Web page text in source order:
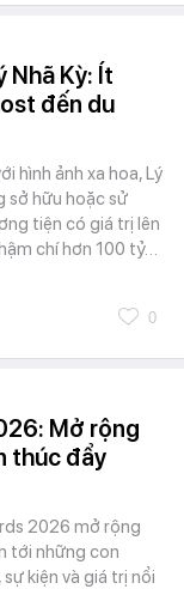
Nhã Kỳ: Ít
đến du
hình ảnh xa hoa, Lý
sở hữu hoặc sử
tiện có giá trị lên
chí hơn 100 tỷ…
0
Mở rộng
thúc đẩy
2026 mở rộng
tới những con
kiện và giá trị nổi